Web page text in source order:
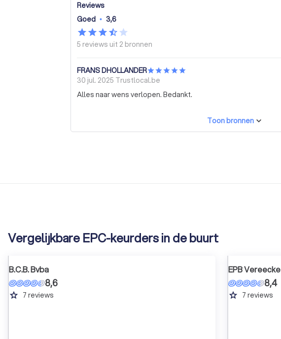
Reviews
Goed • 3,6
5 reviews uit 2 bronnen
FRANS DHOLLANDER
30 jul. 2025 Trustlocal.be
Alles naar wens verlopen. Bedankt.
Toon bronnen
Vergelijkbare EPC-keurders in de buurt
B.C.B. Bvba
8,6
grade 7 reviews
EPB Vereecke
8,4
grade 7 reviews